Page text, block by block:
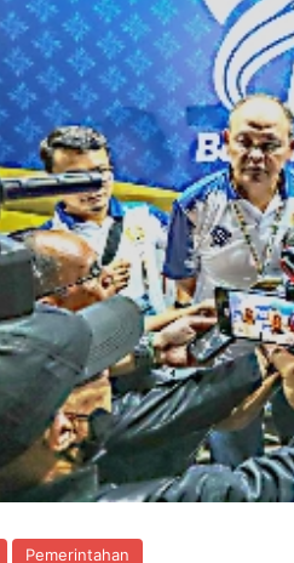
Pemerintahan